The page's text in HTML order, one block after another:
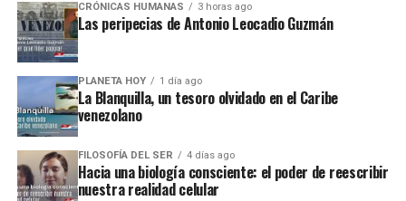
CRÓNICAS HUMANAS 3 horas ago
Las peripecias de Antonio Leocadio Guzmán
PLANETA HOY 1 día ago
La Blanquilla, un tesoro olvidado en el Caribe
venezolano
FILOSOFÍA DEL SER 4 días ago
Hacia una biología consciente: el poder de reescribir
nuestra realidad celular